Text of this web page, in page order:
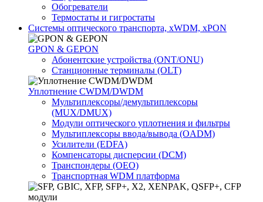
Обогреватели
Термостаты и гигростаты
Системы оптического транспорта, xWDM, xPON
GPON & GEPON
Абонентские устройства (ONT/ONU)
Станционные терминалы (OLT)
Уплотнение CWDM/DWDM
Мультиплексоры/демультиплексоры
(MUX/DMUX)
Модули оптического уплотнения и фильтры
Мультиплексоры ввода/вывода (OADM)
Усилители (EDFA)
Компенсаторы дисперсии (DCM)
Транспондеры (OEO)
Транспортная WDM платформа